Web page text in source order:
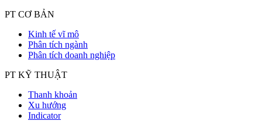
PT CƠ BẢN
Kinh tế vĩ mô
Phân tích ngành
Phân tích doanh nghiệp
PT KỸ THUẬT
Thanh khoản
Xu hướng
Indicator